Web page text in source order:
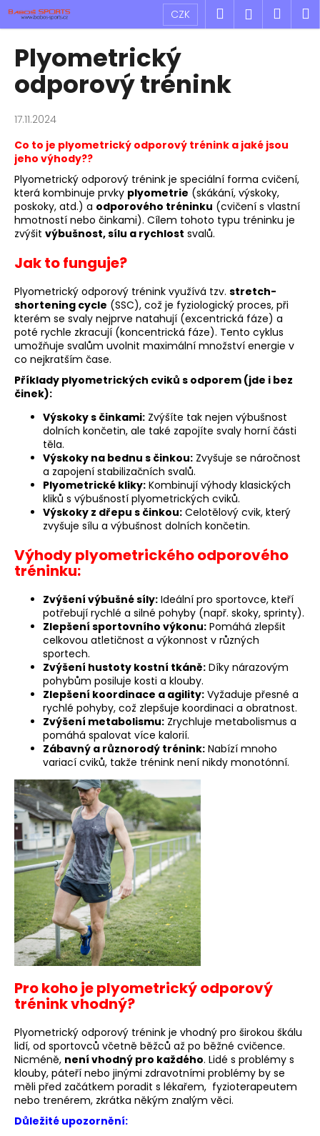
Přejít
obsah
CZK Hledat
Plyometrický
odporový trénink
17.11.2024
Co to je plyometrický odporový trénink a jaké jsou
jeho výhody??
Plyometrický odporový trénink je speciální forma cvičení,
která kombinuje prvky plyometrie (skákání, výskoky,
poskoky, atd.) a odporového tréninku (cvičení s vlastní
hmotností nebo činkami). Cílem tohoto typu tréninku je
zvýšit výbušnost, sílu a rychlost svalů.
Jak to funguje?
Plyometrický odporový trénink využívá tzv. stretch-
shortening cycle (SSC), což je fyziologický proces, při
kterém se svaly nejprve natahují (excentrická fáze) a
poté rychle zkracují (koncentrická fáze). Tento cyklus
umožňuje svalům uvolnit maximální množství energie v
co nejkratším čase.
Příklady plyometrických cviků s odporem (jde i bez
činek):
Výskoky s činkami: Zvýšíte tak nejen výbušnost
dolních končetin, ale také zapojíte svaly horní části
těla.
Výskoky na bednu s činkou: Zvyšuje se náročnost
a zapojení stabilizačních svalů.
Plyometrické kliky: Kombinují výhody klasických
kliků s výbušností plyometrických cviků.
Výskoky z dřepu s činkou: Celotělový cvik, který
zvyšuje sílu a výbušnost dolních končetin.
Výhody plyometrického odporového
tréninku:
Zvýšení výbušné síly: Ideální pro sportovce, kteří
potřebují rychlé a silné pohyby (např. skoky, sprinty).
Zlepšení sportovního výkonu: Pomáhá zlepšit
celkovou atletičnost a výkonnost v různých
sportech.
Zvýšení hustoty kostní tkáně: Díky nárazovým
pohybům posiluje kosti a klouby.
Zlepšení koordinace a agility: Vyžaduje přesné a
rychlé pohyby, což zlepšuje koordinaci a obratnost.
Zvýšení metabolismu: Zrychluje metabolismus a
pomáhá spalovat více kalorií.
Zábavný a různorodý trénink: Nabízí mnoho
variací cviků, takže trénink není nikdy monotónní.
Pro koho je plyometrický odporový
trénink vhodný?
Plyometrický odporový trénink je vhodný pro širokou škálu
lidí, od sportovců včetně běžců až po běžné cvičence.
Nicméně, není vhodný pro každého. Lidé s problémy s
klouby, páteří nebo jinými zdravotními problémy by se
měli před začátkem poradit s lékařem, fyzioterapeutem
nebo trenérem, zkrátka někým znalým věci.
Důležité upozornění:
K
o
C
o
p
t
ř
e
b
u
j
e
t
e
n
a
j
í
t
HLEDAT
D
o
p
BĚŽECKÉ
RONHILL
4,5"
404
Kč
Původně:
576
Kč